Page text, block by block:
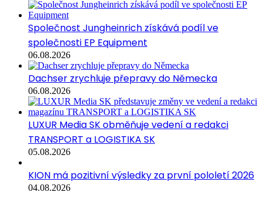
Společnost Jungheinrich získává podíl ve
společnosti EP Equipment
06.08.2026
Dachser zrychluje přepravy do Německa
06.08.2026
LUXUR Media SK obměňuje vedení a redakci
TRANSPORT a LOGISTIKA SK
05.08.2026
KION má pozitivní výsledky za první pololetí 2026
04.08.2026